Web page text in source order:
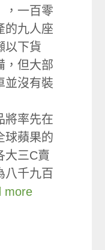
，一百零
的九人座
以下貨
，但大部
並沒有裝
將率先在
球蘋果的
大三C賣
八千九百
more